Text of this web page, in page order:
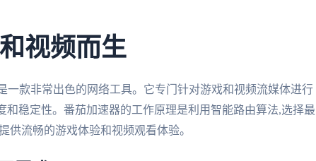
视频而生
一款非常出色的网络工具。它专门针对游戏和视频流媒体进行
稳定性。番茄加速器的工作原理是利用智能路由算法,选择最
供流畅的游戏体验和视频观看体验。